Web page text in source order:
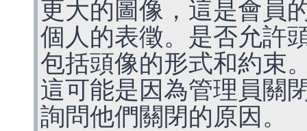
更大的圖像，這是會員
個人的表徵。是否允許
包括頭像的形式和約束
這可能是因為管理員關
詢問他們關閉的原因。